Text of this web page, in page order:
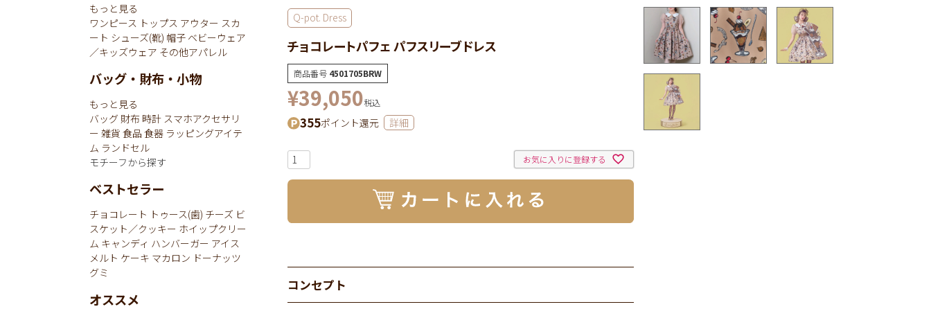
Q-pot. Dress
チョコレートパフェ パフスリーブドレス
商品番号 4501705BRW
¥39,050税込
355ポイント還元 詳細
お気に入りに登録する
コンセプト
もっと見る
ワンピース トップス アウター スカ
ート シューズ(靴) 帽子 ベビーウェア
／キッズウェア その他アパレル
バッグ・財布・小物
もっと見る
バッグ 財布 時計 スマホアクセサリ
ー 雑貨 食品 食器 ラッピングアイテ
ム ランドセル
モチーフから探す
ベストセラー
チョコレート トゥース(歯) チーズ ビ
スケット／クッキー ホイップクリー
ム キャンディ ハンバーガー アイス
メルト ケーキ マカロン ドーナッツ
グミ
オススメ